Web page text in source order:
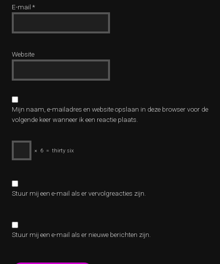
E-mail *
Website
Mijn naam, e-mailadres en website opslaan in deze browser voor de
volgende keer wanneer ik een reactie plaats.
× 6 = thirty six
Stuur mij een e-mail als er vervolgreacties zijn.
Stuur mij een e-mail als er nieuwe berichten zijn.